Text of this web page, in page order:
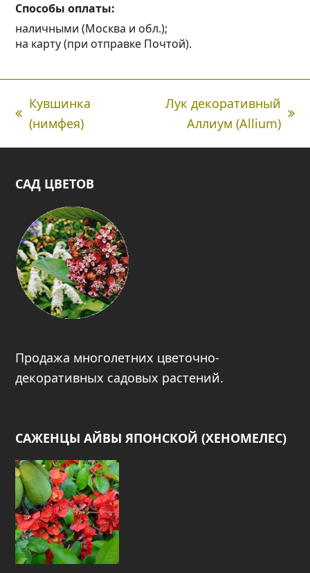
Способы оплаты:
наличными (Москва и обл.);
на карту (при отправке Почтой).
Предыдущая
Кувшинка
(нимфея)
Лук декоративный
Аллиум (Allium)
САД ЦВЕТОВ
Продажа многолетних цветочно-
декоративных садовых растений.
САЖЕНЦЫ АЙВЫ ЯПОНСКОЙ (ХЕНОМЕЛЕС)